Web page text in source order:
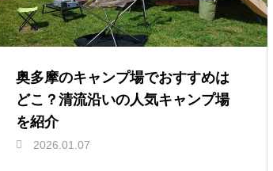
奥多摩のキャンプ場でおすすめは
どこ？清流沿いの人気キャンプ場
を紹介
2026.01.07